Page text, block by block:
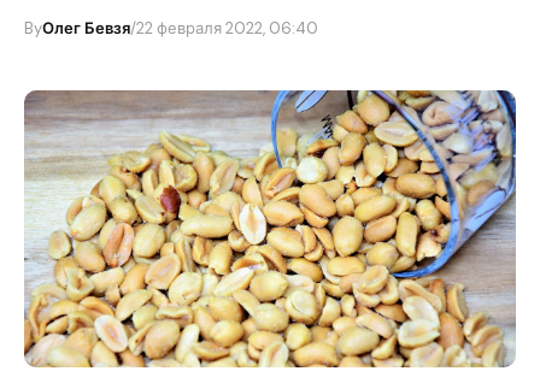
ByОлег Бевзя/22 февраля 2022, 06:40